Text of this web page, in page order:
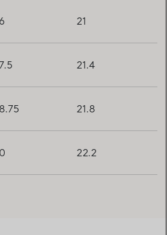
21
21.4
21.8
22.2